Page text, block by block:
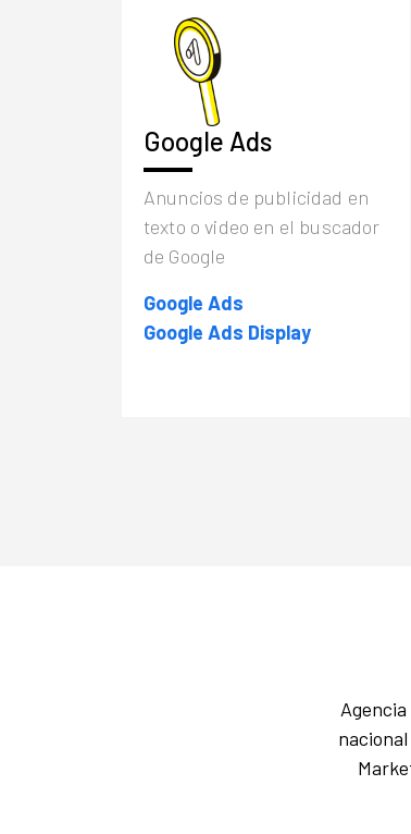
Google Ads
Anuncios de publicidad en
texto o video en el buscador
de Google
Google Ads
Google Ads Display